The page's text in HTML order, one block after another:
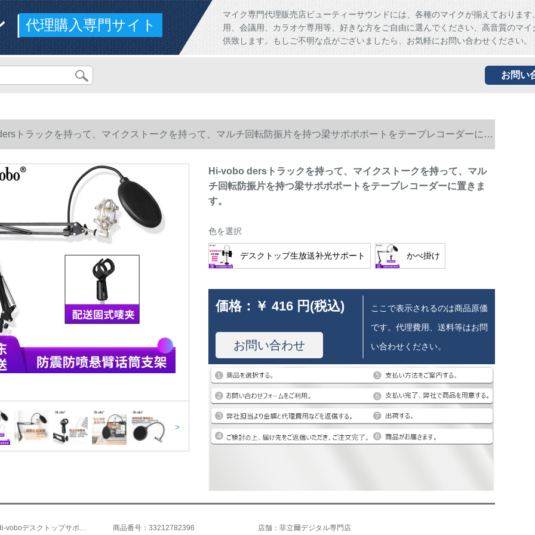
ド代理購入専門サイト
マイク専門代理販売店ビューティーサウンドには、各種のマイクが揃えております
用、会議用、カラオケ専用等、好きな方をご自由に選んでください、高音質のマイ
供致します。もしご不明な点がございましたら、お気軽にお問い合わせください。
お問い
トラックを持って、マイクストークを持って、マルチ回転防振片を持つ梁サポポポートをテープレコーダーに置
>
Hi-vobo dersトラックを持って、マイクストークを持って、マル
チ回転防振片を持つ梁サポポポートをテープレコーダーに置きま
す。
色を選択
デスクトップ生放送补光サポート かべ掛け
価格： ￥ 416 円(税込)
お問い合わせ
ここで表示されるのは商品原価
です。代理費用、送料等はお問
い合わせください。
商品名：Hi-voboデスクトップサポートマイクサポート録音キャスターサポート手持ちマイクスタンドマルチ回転防振片持ち梁サポートスプレーネット+防振台+片持ち梁ハンガー 商品番号：33212782396 店舗：菲立爾デジタル専門店